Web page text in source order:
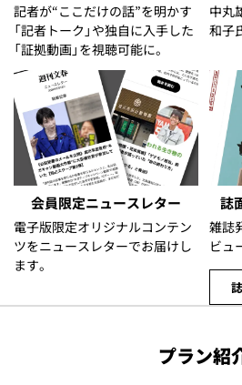
記者が“ここだけの話”を明かす
「記者トーク」や独自に入手した
「証拠動画」を視聴可能に。
中丸
和子
会員限定ニュースレター
電子版限定オリジナルコンテン
ツをニュースレターでお届けし
ます。
誌
雑誌
ビュ
プラン紹